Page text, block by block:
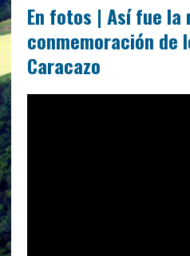
En fotos | Así fue la
conmemoración de
Caracazo